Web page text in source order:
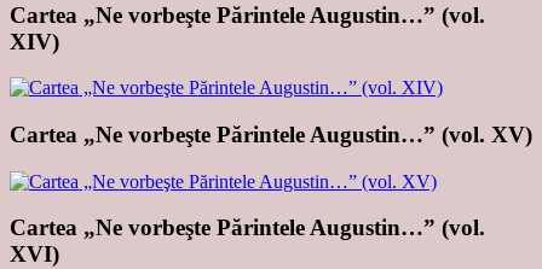
Cartea „Ne vorbeşte Părintele Augustin…” (vol.
XIV)
Cartea „Ne vorbeşte Părintele Augustin…” (vol. XV)
Cartea „Ne vorbeşte Părintele Augustin…” (vol.
XVI)